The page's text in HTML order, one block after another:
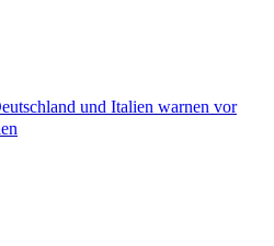
und Italien warnen vor